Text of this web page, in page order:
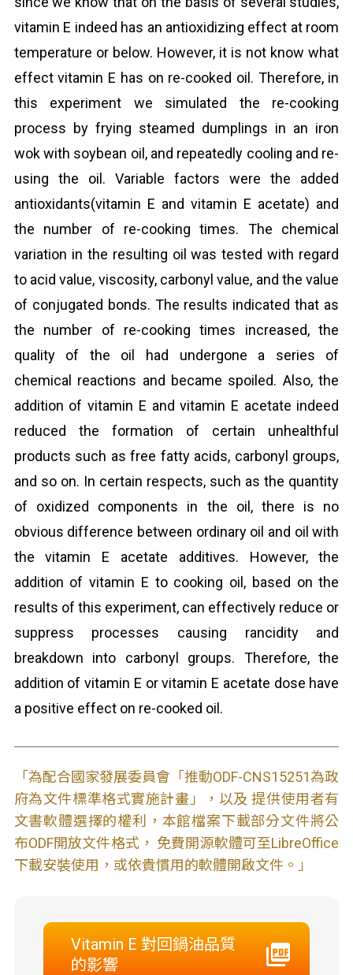
vitamin E indeed has an antioxidizing effect at room
temperature or below. However, it is not know what
effect vitamin E has on re-cooked oil. Therefore, in
this experiment we simulated the re-cooking
process by frying steamed dumplings in an iron
wok with soybean oil, and repeatedly cooling and re-
using the oil. Variable factors were the added
antioxidants(vitamin E and vitamin E acetate) and
the number of re-cooking times. The chemical
variation in the resulting oil was tested with regard
to acid value, viscosity, carbonyl value, and the value
of conjugated bonds. The results indicated that as
the number of re-cooking times increased, the
quality of the oil had undergone a series of
chemical reactions and became spoiled. Also, the
addition of vitamin E and vitamin E acetate indeed
reduced the formation of certain unhealthful
products such as free fatty acids, carbonyl groups,
and so on. In certain respects, such as the quantity
of oxidized components in the oil, there is no
obvious difference between ordinary oil and oil with
the vitamin E acetate additives. However, the
addition of vitamin E to cooking oil, based on the
results of this experiment, can effectively reduce or
suppress processes causing rancidity and
breakdown into carbonyl groups. Therefore, the
addition of vitamin E or vitamin E acetate dose have
a positive effect on re-cooked oil.
「為配合國家發展委員會「推動ODF-CNS15251為政
府為文件標準格式實施計畫」，以及 提供使用者有
文書軟體選擇的權利，本館檔案下載部分文件將公
布ODF開放文件格式， 免費開源軟體可至LibreOffice
下載安裝使用，或依貴慣用的軟體開啟文件。」
Vitamin E 對回鍋油品質
的影響